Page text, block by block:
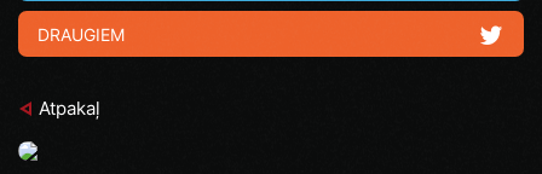
DRAUGIEM
Atpakaļ